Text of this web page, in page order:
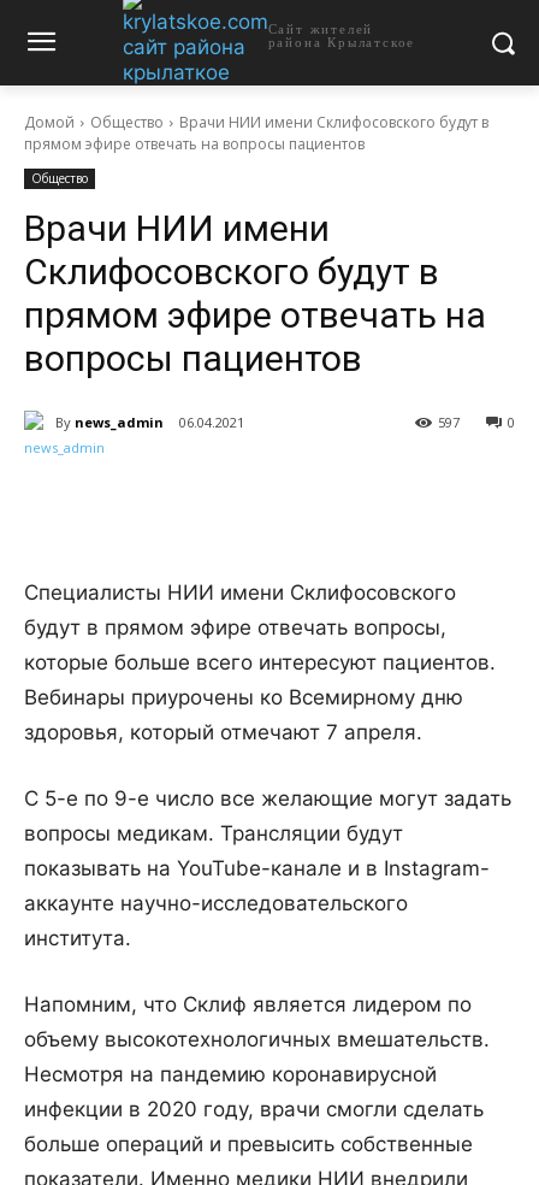
Сайт жителей
района Крылатское
Домой Общество
Врачи НИИ имени Склифосовского будут в
прямом эфире отвечать на вопросы пациентов
Общество
Врачи НИИ имени
Склифосовского будут в
прямом эфире отвечать на
вопросы пациентов
By news_admin 06.04.2021 0
597
Специалисты НИИ имени Склифосовского
будут в прямом эфире отвечать вопросы,
которые больше всего интересуют пациентов.
Вебинары приурочены ко Всемирному дню
здоровья, который отмечают 7 апреля.
С 5-е по 9-е число все желающие могут задать
вопросы медикам. Трансляции будут
показывать на YouTube-канале и в Instagram-
аккаунте научно-исследовательского
института.
Напомним, что Склиф является лидером по
объему высокотехнологичных вмешательств.
Несмотря на пандемию коронавирусной
инфекции в 2020 году, врачи смогли сделать
больше операций и превысить собственные
показатели. Именно медики НИИ внедрили